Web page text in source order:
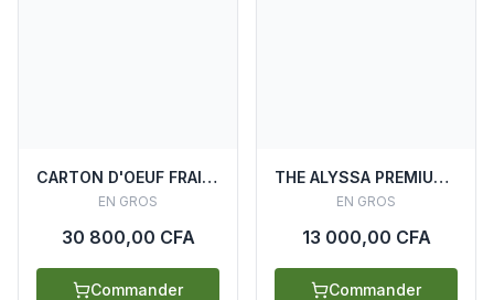
CARTON D'OEUF FRAIS (14 PLAQUETTES)
EN GROS
30 800,00 CFA
Commander
THE ALYSSA PREMIUM 12 BOITES X 110 SACHETS X 2G
EN GROS
13 000,00 CFA
Commander